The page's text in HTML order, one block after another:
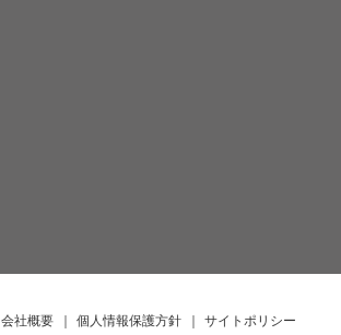
会社概要 ｜ 個人情報保護方針 ｜ サイトポリシー